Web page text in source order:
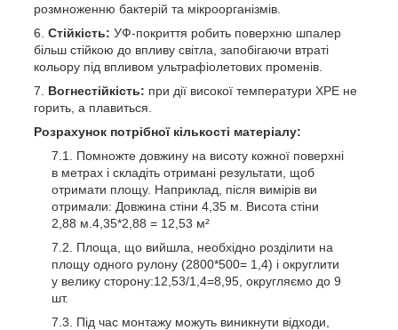
розмноженню бактерій та мікроорганізмів.
Стійкість: УФ-покриття робить поверхню шпалер
більш стійкою до впливу світла, запобігаючи втраті
кольору під впливом ультрафіолетових променів.
Вогнестійкість: при дії високої температури ХРЕ не
горить, а плавиться.
Розрахунок потрібної кількості матеріалу:
Помножте довжину на висоту кожної поверхні
в метрах і складіть отримані результати, щоб
отримати площу. Наприклад, після вимірів ви
отримали: Довжина стіни 4,35 м. Висота стіни
2,88 м.4,35*2,88 = 12,53 м²
Площа, що вийшла, необхідно розділити на
площу одного рулону (2800*500= 1,4) і округлити
у велику сторону:12,53/1,4=8,95, округляємо до 9
шт.
Під час монтажу можуть виникнути відходи,